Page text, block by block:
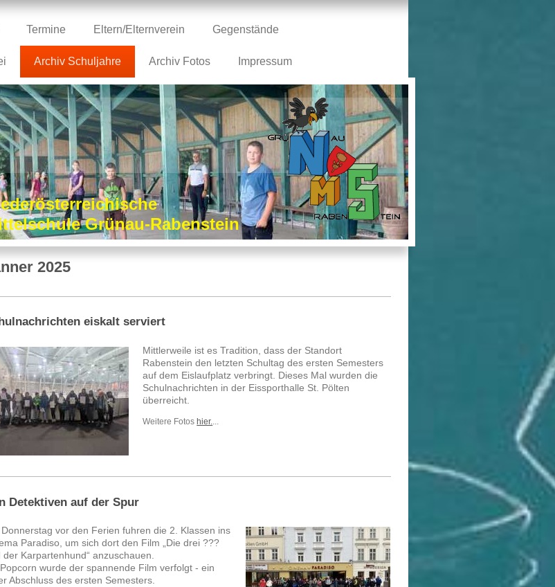
Termine Eltern/Elternverein Gegenstände
Archiv Schuljahre Archiv Fotos Impressum
Grünau-Rabenstein
2025
eiskalt serviert
Mittlerweile ist es Tradition, dass der Standort
Rabenstein den letzten Schultag des ersten Semesters
auf dem Eislaufplatz verbringt. Dieses Mal wurden die
Schulnachrichten in der Eissporthalle St. Pölten
überreicht.
Weitere Fotoshier.
Detektiven auf der Spur
vor den Ferien fuhren die 2. Klassen ins
Paradiso, um sich dort den Film „Die drei ???
der Karpartenhund“ anzuschauen.
wurde der spannende Film verfolgt - ein
Abschluss des ersten Semesters.